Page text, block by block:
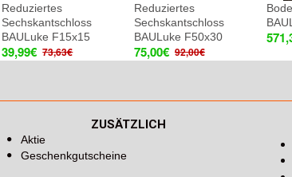
Reduziertes
Sechskantschloss
BAULuke F15x15
39,99€ 73,63€
Reduziertes
Sechskantschloss
BAULuke F50x30
75,00€ 92,00€
ZUSÄTZLICH
Aktie
Geschenkgutscheine